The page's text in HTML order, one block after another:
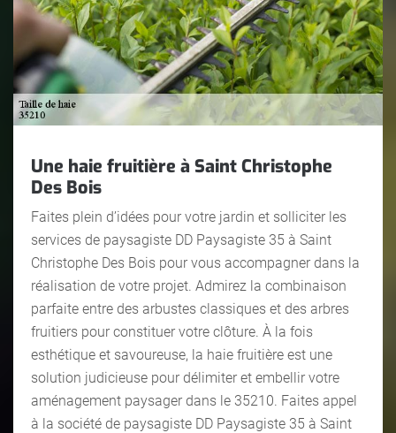
Une haie fruitière à Saint Christophe
Des Bois
Faites plein d’idées pour votre jardin et solliciter les
services de paysagiste DD Paysagiste 35 à Saint
Christophe Des Bois pour vous accompagner dans la
réalisation de votre projet. Admirez la combinaison
parfaite entre des arbustes classiques et des arbres
fruitiers pour constituer votre clôture. À la fois
esthétique et savoureuse, la haie fruitière est une
solution judicieuse pour délimiter et embellir votre
aménagement paysager dans le 35210. Faites appel
à la société de paysagiste DD Paysagiste 35 à Saint